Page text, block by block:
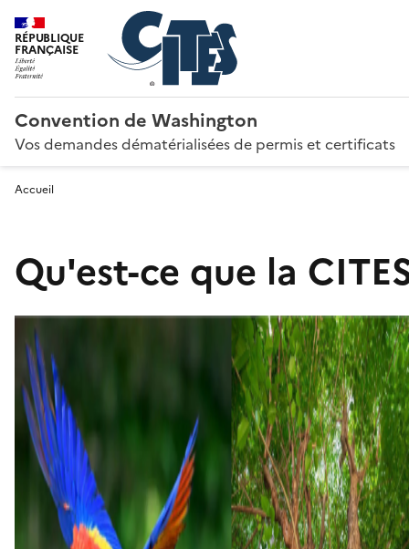
RÉPUBLIQUE
FRANÇAISE
Convention de Washington
Vos demandes dématérialisées de permis et certificats
Accueil
Qu'est-ce que la